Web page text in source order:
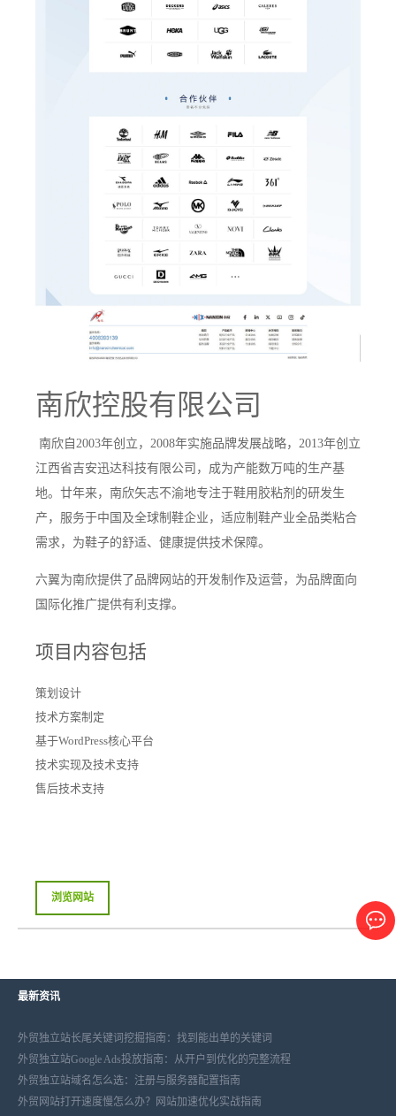
南欣控股有限公司
南欣⾃2003年创⽴，2008年实施品牌发展战略，2013年创⽴
江西省吉安迅达科技有限公司，成为产能数万吨的⽣产基
地。廿年来，南欣⽮志不渝地专注于鞋⽤胶粘剂的研发⽣
产，服务于中国及全球制鞋企业，适应制鞋产业全品类粘合
需求，为鞋⼦的舒适、健康提供技术保障。
六翼为南欣提供了品牌网站的开发制作及运营，为品牌面向
国际化推广提供有利支撑。
项目内容包括
策划设计
技术方案制定
基于WordPress核心平台
技术实现及技术支持
售后技术支持
浏览网站
最新资讯
外贸独立站长尾关键词挖掘指南：找到能出单的关键词
外贸独立站Google Ads投放指南：从开户到优化的完整流程
外贸独立站域名怎么选：注册与服务器配置指南
外贸网站打开速度慢怎么办？网站加速优化实战指南